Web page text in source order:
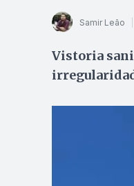
Samir Leão
Vistoria